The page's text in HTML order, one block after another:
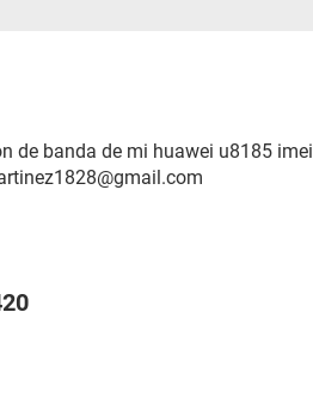
de banda de mi huawei u8185 imei